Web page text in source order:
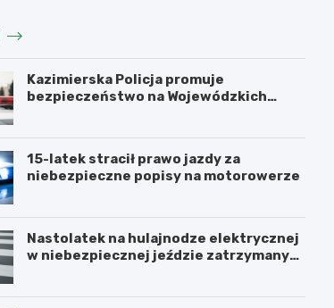
Kazimierska Policja promuje
bezpieczeństwo na Wojewódzkich
15-latek stracił prawo jazdy za
niebezpieczne popisy na motorowerze
Nastolatek na hulajnodze elektrycznej
w niebezpiecznej jeździe zatrzymany